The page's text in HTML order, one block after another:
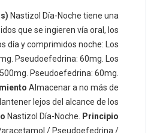
Nastizol Día-Noche tiene una
que se ingieren vía oral, los
día y comprimidos noche: Los
Pseudoefedrina: 60mg. Los
Pseudoefedrina: 60mg.
Almacenar a no más de
lejos del alcance de los
Nastizol Día-Noche.
Principio
/ Pseudoefedrina /
de personas apasionadas cuyo
todos a través de productos
productos para resolver sus
productos están diseñados para
empresas dispuestas a optimizar